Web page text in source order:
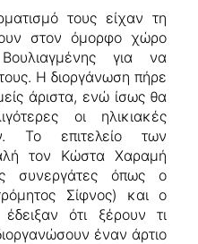
τους είχαν τη
στον όμορφο χώρο
για να
Η διοργάνωση πήρε
άριστα, ενώ ίσως θα
οι ηλικιακές
Το επιτελείο των
τον Κώστα Xαραμή
συνεργάτες όπως ο
Σίφνος) και ο
ότι ξέρουν τι
έναν άρτιο